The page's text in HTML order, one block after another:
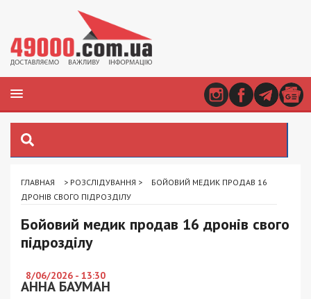
ГЛАВНАЯ > РОЗСЛІДУВАННЯ >
БОЙОВИЙ МЕДИК ПРОДАВ 16
ДРОНІВ СВОГО ПІДРОЗДІЛУ
Бойовий медик продав 16 дронів свого
підрозділу
8/06/2026 - 13:30
АННА БАУМАН